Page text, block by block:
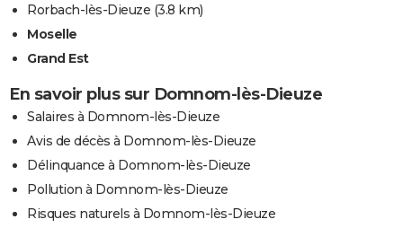
Rorbach-lès-Dieuze (3.8 km)
Moselle
Grand Est
En savoir plus sur Domnom-lès-Dieuze
Salaires à Domnom-lès-Dieuze
Avis de décès à Domnom-lès-Dieuze
Délinquance à Domnom-lès-Dieuze
Pollution à Domnom-lès-Dieuze
Risques naturels à Domnom-lès-Dieuze